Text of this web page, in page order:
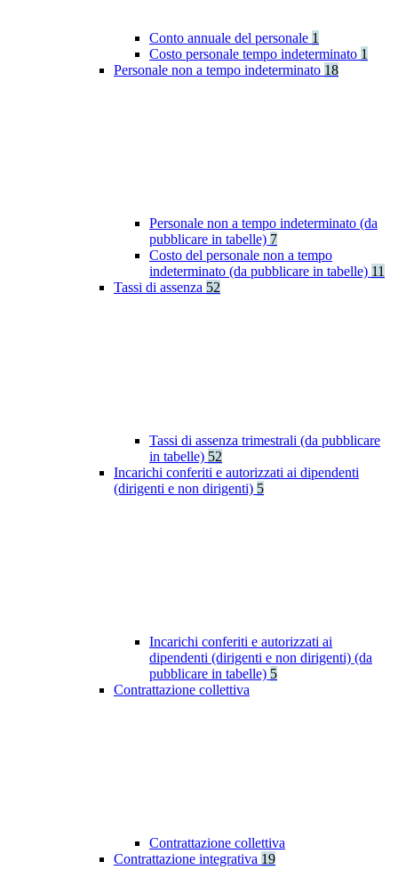
Conto annuale del personale 1
Costo personale tempo indeterminato 1
Personale non a tempo indeterminato 18
Personale non a tempo indeterminato (da
pubblicare in tabelle) 7
Costo del personale non a tempo
indeterminato (da pubblicare in tabelle) 11
Tassi di assenza 52
Tassi di assenza trimestrali (da pubblicare
in tabelle) 52
Incarichi conferiti e autorizzati ai dipendenti
(dirigenti e non dirigenti) 5
Incarichi conferiti e autorizzati ai
dipendenti (dirigenti e non dirigenti) (da
pubblicare in tabelle) 5
Contrattazione collettiva
Contrattazione collettiva
Contrattazione integrativa 19